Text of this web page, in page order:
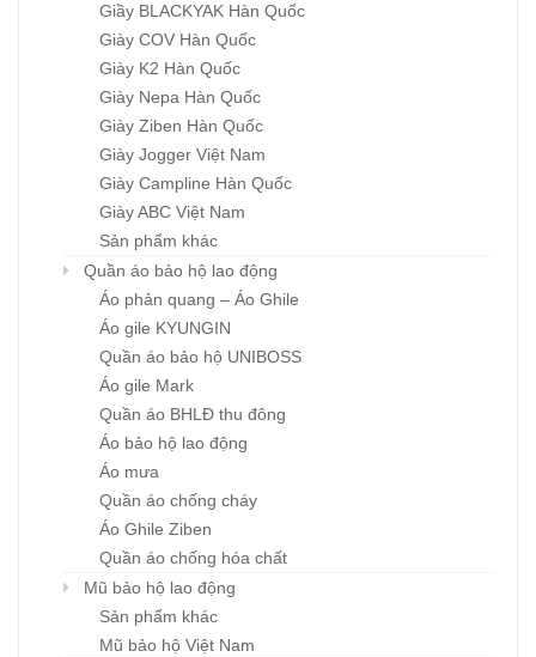
Giầy BLACKYAK Hàn Quốc
Giày COV Hàn Quốc
Giày K2 Hàn Quốc
Giày Nepa Hàn Quốc
Giày Ziben Hàn Quốc
Giày Jogger Việt Nam
Giày Campline Hàn Quốc
Giày ABC Việt Nam
Sản phẩm khác
Quần áo bảo hộ lao động
Áo phản quang – Áo Ghile
Áo gile KYUNGIN
Quần áo bảo hộ UNIBOSS
Áo gile Mark
Quần áo BHLĐ thu đông
Áo bảo hộ lao động
Áo mưa
Quần áo chống cháy
Áo Ghile Ziben
Quần áo chống hóa chất
Mũ bảo hộ lao động
Sản phẩm khác
Mũ bảo hộ Việt Nam